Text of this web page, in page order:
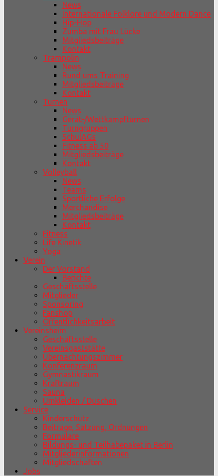
News
Internationale Folklore und Modern Dance
Hip-Hop
Zumba mit Frau Lücke
Mitgliedsbeiträge
Kontakt
Trampolin
News
Rund ums Training
Mitgliedsbeiträge
Kontakt
Turnen
News
Gerät-/Wettkampfturnen
Turngruppen
SchulAGs
Fitness ab 50
Mitgliedsbeiträge
Kontakt
Volleyball
News
Teams
Sportliche Erfolge
Merchandise
Mitgliedsbeiträge
Kontakt
Fitness
Life Kinetik
Yoga
Verein
Der Vorstand
Berichte
Geschäftsstelle
Mitglieder
Sponsoring
Fanshop
Öffentlichkeitsarbeit
Vereinsheim
Geschäftsstelle
Vereinsgaststätte
Übernachtungszimmer
Konferenzraum
Gymnastikraum
Kraftraum
Sauna
Umkleiden / Duschen
Service
Kinderschutz
Beiträge, Satzung, Ordnungen
Formulare
Bildungs- und Teilhabepaket in Berlin
Mitgliederinformationen
Mitgliedschaften
Jobs